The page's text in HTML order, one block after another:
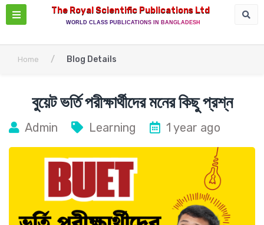
The Royal Scientific Publications Ltd
WORLD CLASS PUBLICATIONS IN BANGLADESH
Home / Blog Details
বুয়েট ভর্তি পরীক্ষার্থীদের মনের কিছু প্রশ্ন
Admin Learning 1 year ago